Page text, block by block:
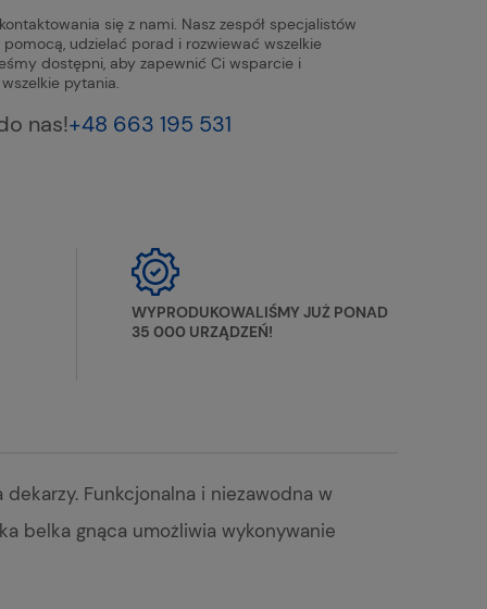
się z nami. Nasz zespół specjalistów
pomocą, udzielać porad i rozwiewać wszelkie
dostępni, aby zapewnić Ci wsparcie i
pytania.
nas!+48 663 195 531
WYPRODUKOWALIŚMY JUŻ PONAD
35 000 URZĄDZEŃ!
Funkcjonalna i niezawodna w
belka gnąca umożliwia wykonywanie